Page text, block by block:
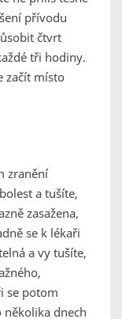
přívodu
čtvrt
tři hodiny.
začít místo
zranění
a tušíte,
zasažena,
se k lékaři
a vy tušíte,
se potom
dnech